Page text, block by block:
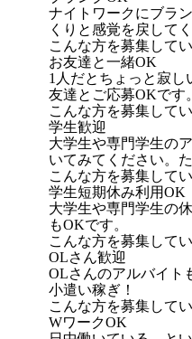
ナイトワークにブラ
くりと感覚を戻してく
こんな方を募集して
お友達と一緒OK
1人だとちょっと寂し
友達とご応募OKです。
こんな方を募集して
学生歓迎
大学生や専門学生の
いてみてください。
こんな方を募集して
学生短期休み利用OK
大学生や専門学生の
もOKです。
こんな方を募集して
OLさん歓迎
OLさんのアルバイト
小遣い稼ぎ！
こんな方を募集して
WワークOK